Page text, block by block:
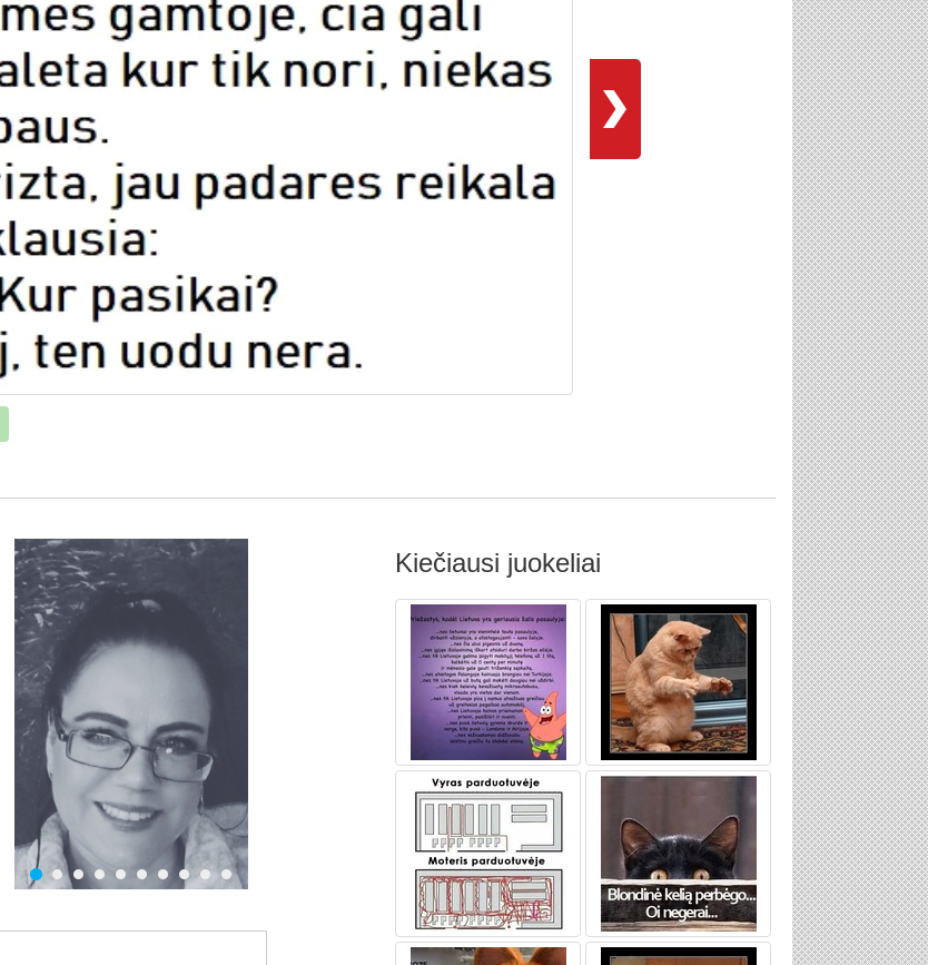
Kiečiausi juokeliai